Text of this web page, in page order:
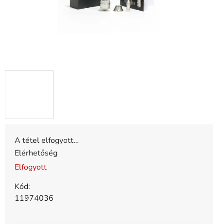
A tétel elfogyott…
Elérhetőség
Elfogyott
Kód:
11974036